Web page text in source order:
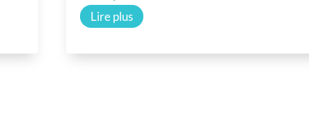
Lire plus